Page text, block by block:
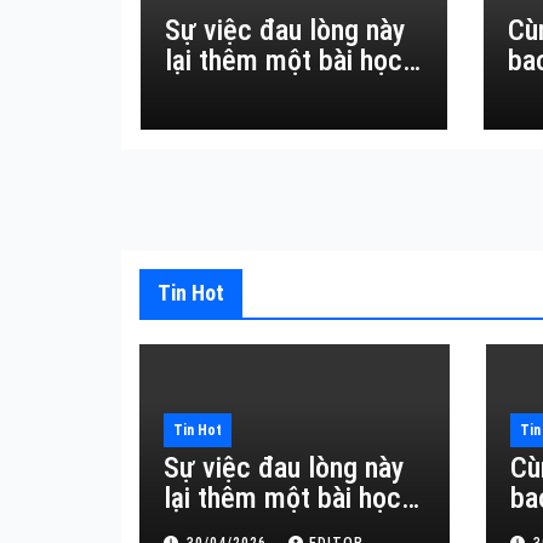
Sự việc đau lòng này
lại thêm một bài học
thường.
Tin Hot
Tin Hot
Sự việc đau lòng này
lại thêm một bài học
đắt giá về sự vô